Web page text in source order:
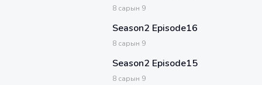
8 сарын 9
Season2 Episode16
8 сарын 9
Season2 Episode15
8 сарын 9